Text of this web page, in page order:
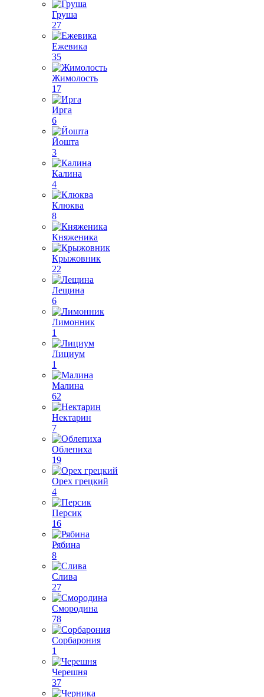
Груша
27
Ежевика
35
Жимолость
17
Ирга
6
Йошта
3
Калина
4
Клюква
8
Княженика
Крыжовник
22
Лещина
6
Лимонник
1
Лициум
1
Малина
62
Нектарин
7
Облепиха
19
Орех грецкий
4
Персик
16
Рябина
8
Слива
27
Смородина
78
Сорбарония
1
Черешня
37